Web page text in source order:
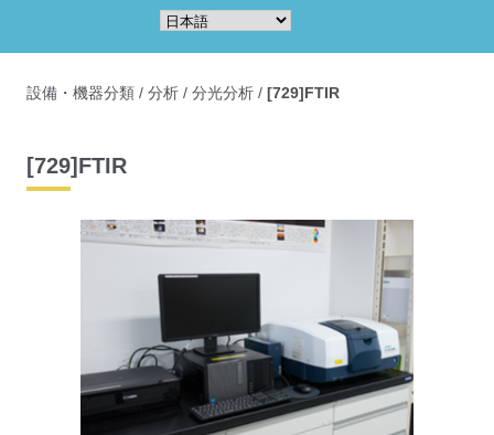
設備・機器分類 / 分析 / 分光分析 / [729]FTIR
[729]FTIR